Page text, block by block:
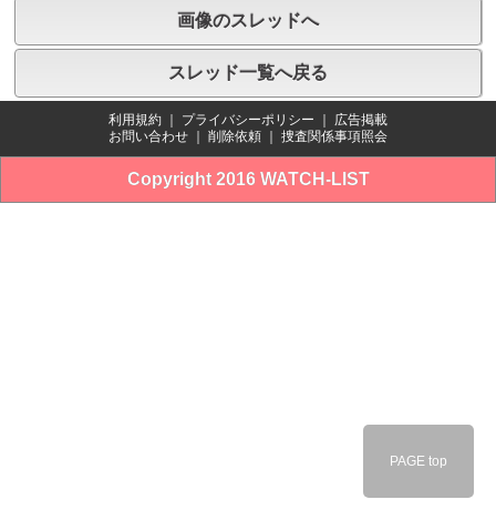
画像のスレッドへ
スレッド一覧へ戻る
利用規約 プライバシーポリシー
広告掲載
お問い合わせ
削除依頼 捜査関係事項照会
Copyright 2016 WATCH-LIST
PAGE top